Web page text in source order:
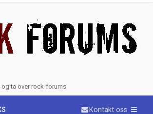
og ta over rock-forums
Kontakt oss